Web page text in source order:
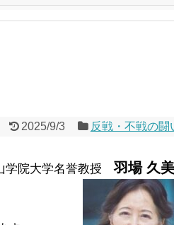
2025/9/3 反戦・不戦の闘
学院大学名誉教授羽場 久